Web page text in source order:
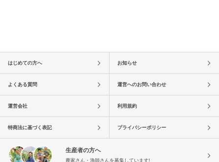
はじめての方へ お知らせ
よくある質問 運営へのお問い合わせ
運営会社 利用規約
特商法に基づく表記 プライバシーポリシー
生産者の方へ
農家さん・漁師さんを募集しています!